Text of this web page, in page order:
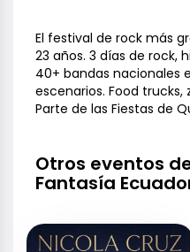
El festival de rock más
23 años. 3 días de rock,
40+ bandas nacionales
escenarios. Food
Parte de las Fiestas de
Otros eventos
Fantasía